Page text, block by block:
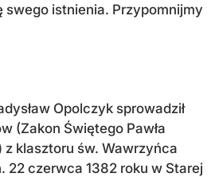
istnienia. Przypomnijmy
Opolczyk sprowadził
(Zakon Świętego Pawła
z klasztoru św. Wawrzyńca
22 czerwca 1382 roku w Starej